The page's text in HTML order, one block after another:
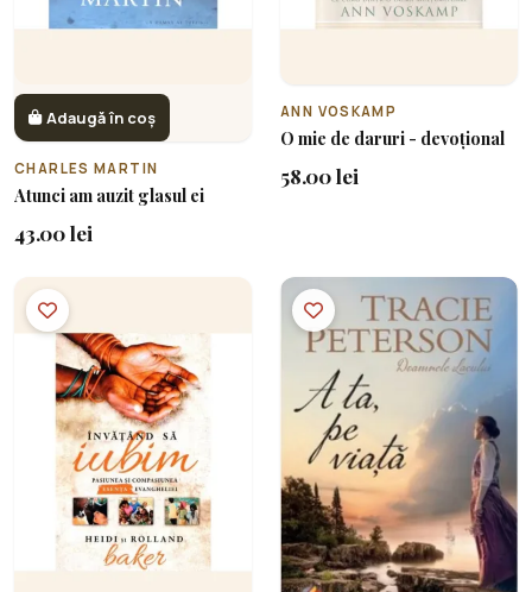
Adaugă în coș
CHARLES MARTIN
Atunci am auzit glasul ei
43.00 lei
ANN VOSKAMP
O mie de daruri - devoțional
58.00 lei